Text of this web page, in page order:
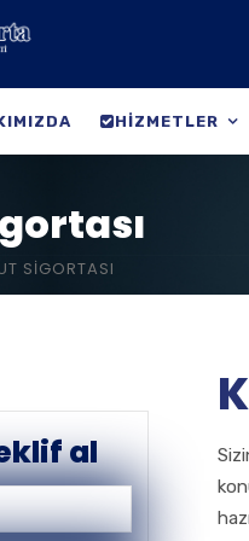
HIZMETLER
SIGORTASI
al